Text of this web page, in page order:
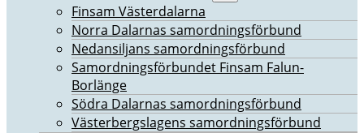
Finsam Västerdalarna
Norra Dalarnas samordningsförbund
Nedansiljans samordningsförbund
Samordningsförbundet Finsam Falun-
Borlänge
Södra Dalarnas samordningsförbund
Västerbergslagens samordningsförbund